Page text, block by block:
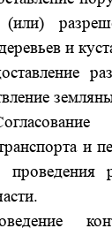
и
и
проведения